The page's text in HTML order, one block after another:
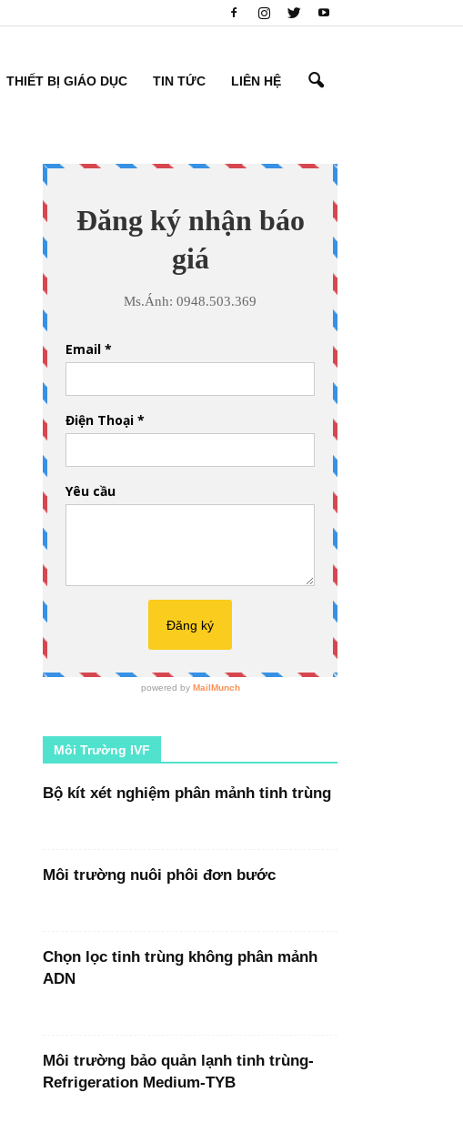
THIẾT BỊ GIÁO DỤC TIN TỨC LIÊN HỆ
Môi Trường IVF
Bộ kít xét nghiệm phân mảnh tinh trùng
Môi trường nuôi phôi đơn bước
Chọn lọc tinh trùng không phân mảnh
ADN
Môi trường bảo quản lạnh tinh trùng-
Refrigeration Medium-TYB